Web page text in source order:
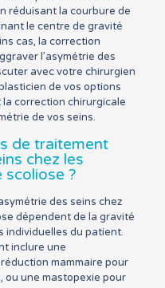
réduisant la courbure de
le centre de gravité
cas, la correction
l’asymétrie des
avec votre chirurgien
de vos options
correction chirurgicale
de vos seins.
de traitement
chez les
scoliose ?
des seins chez
dépendent de la gravité
individuelles du patient.
inclure une
mammaire pour
ou une mastopexie pour